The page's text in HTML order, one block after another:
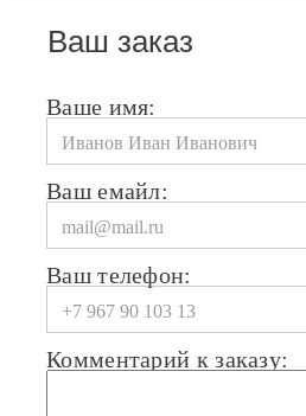
Ваш заказ
Ваше имя:
Ваш емайл:
Ваш телефон:
Комментарий к заказу: